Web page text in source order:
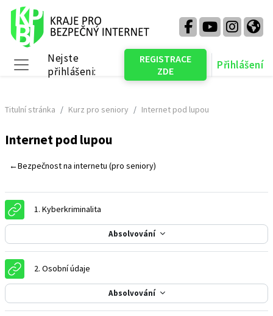
Přejít k hlavnímu obsahu
Boční panel
Nejste
přihlášeni:
REGISTRACE
ZDE
Přihlášení
Titulní stránka Kurz pro seniory Internet pod lupou
Internet pod lupou
Osnova sekce
←Bezpečnost na internetu (pro seniory)
1. Kyberkriminalita
Absolvování
2. Osobní údaje
Absolvování